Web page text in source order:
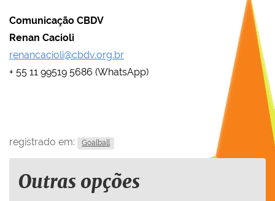
Comunicação CBDV
Renan Cacioli
renancacioli@cbdv.org.br
+ 55 11 99519 5686 (WhatsApp)
registrado em: Goalball
Outras opções